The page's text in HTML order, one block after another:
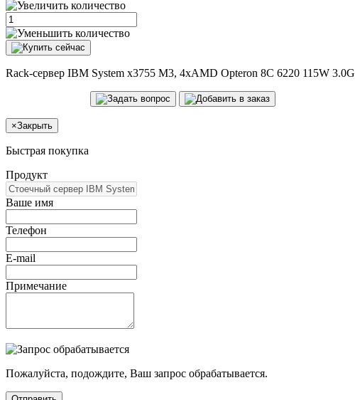
Rack-сервер IBM System x3755 M3, 4xAMD Opteron 8C 6220 115W
×Закрыть
Быстрая покупка
Продукт
Ваше имя
Телефон
E-mail
Примечание
Пожалуйста, подождите, Ваш запрос обрабатывается.